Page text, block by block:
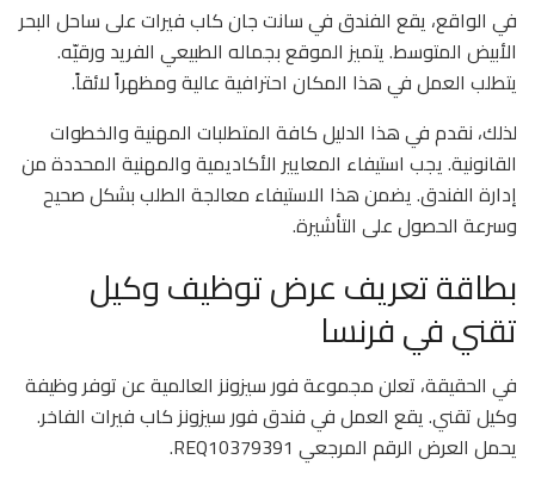
في الواقع، يقع الفندق في سانت جان كاب فيرات على ساحل البحر
الأبيض المتوسط. يتميز الموقع بجماله الطبيعي الفريد ورقيّه.
يتطلب العمل في هذا المكان احترافية عالية ومظهراً لائقاً.
لذلك، نقدم في هذا الدليل كافة المتطلبات المهنية والخطوات
القانونية. يجب استيفاء المعايير الأكاديمية والمهنية المحددة من
إدارة الفندق. يضمن هذا الاستيفاء معالجة الطلب بشكل صحيح
وسرعة الحصول على التأشيرة.
بطاقة تعريف عرض توظيف وكيل
تقني في فرنسا
في الحقيقة، تعلن مجموعة فور سيزونز العالمية عن توفر وظيفة
وكيل تقني. يقع العمل في فندق فور سيزونز كاب فيرات الفاخر.
يحمل العرض الرقم المرجعي REQ10379391.